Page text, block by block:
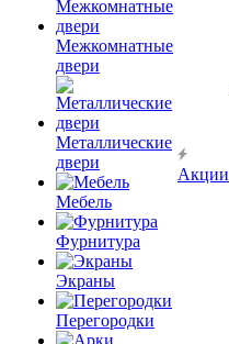
Межкомнатные
двери
Металлические
двери
Мебель
Фурнитура
Экраны
Перегородки
Акции